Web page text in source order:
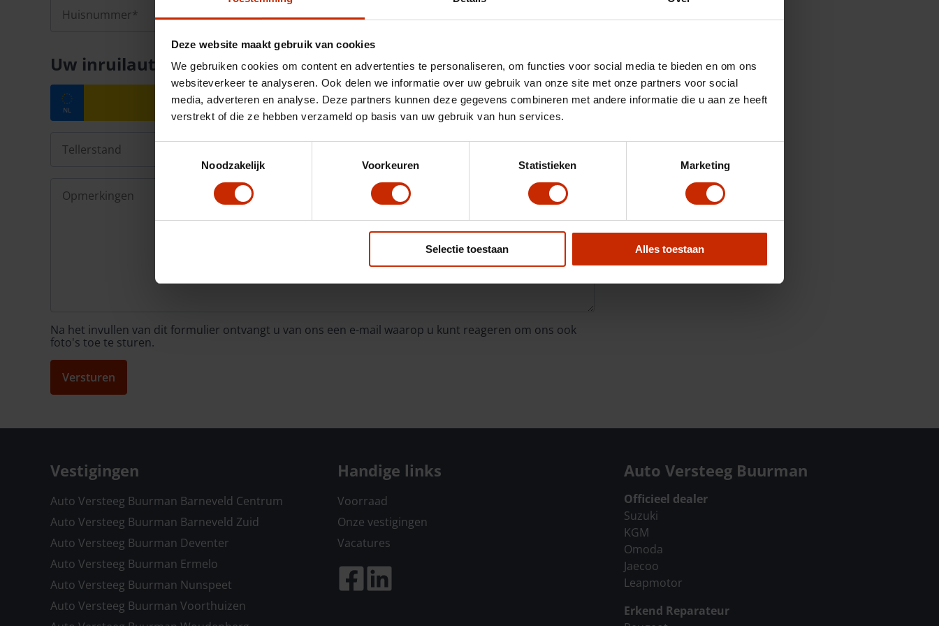
Deze website maakt gebruik van cookies
We gebruiken cookies om content en advertenties te personaliseren, om functies voor social media te bieden en om ons
websiteverkeer te analyseren. Ook delen we informatie over uw gebruik van onze site met onze partners voor social
media, adverteren en analyse. Deze partners kunnen deze gegevens combineren met andere informatie die u aan ze heeft
verstrekt of die ze hebben verzameld op basis van uw gebruik van hun services.
Noodzakelijk
Voorkeuren Statistieken Marketing
Selectie toestaan Alles toestaan
Uw inruilauto
Na het invullen van dit formulier ontvangt u van ons een e-mail waarop u kunt reageren om ons ook
foto's toe te sturen.
Versturen
Vestigingen
Auto Versteeg Buurman Barneveld Centrum
Auto Versteeg Buurman Barneveld Zuid
Auto Versteeg Buurman Deventer
Auto Versteeg Buurman Ermelo
Auto Versteeg Buurman Nunspeet
Auto Versteeg Buurman Voorthuizen
Handige links
Voorraad
Onze vestigingen
Vacatures
Auto Versteeg Buurman
Officieel dealer
Suzuki
KGM
Omoda
Jaecoo
Leapmotor
Erkend Reparateur